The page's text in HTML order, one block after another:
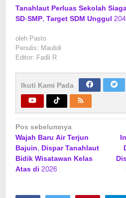
Tanahlaut Perluas Sekolah
SD-SMP, Target SDM Unggul
oleh Pasto
Penulis: Maulidi
Editor: Fadli R
Ikuti Kami Pada
Navigasi
pos
Pos sebelumnya
Wajah Baru Air Terjun
Bajuin, Dispar Tanahlaut
Bidik Wisatawan Kelas
Atas di 2026